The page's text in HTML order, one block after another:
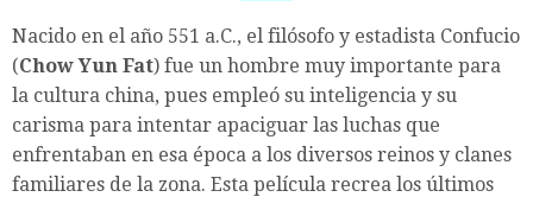
Nacido en el año 551 a.C., el filósofo y estadista Confucio
(Chow Yun Fat) fue un hombre muy importante para
la cultura china, pues empleó su inteligencia y su
carisma para intentar apaciguar las luchas que
enfrentaban en esa época a los diversos reinos y clanes
familiares de la zona. Esta película recrea los últimos